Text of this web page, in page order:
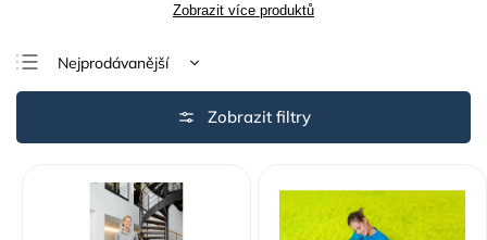
Zobrazit více produktů
Nejprodávanější
Nejlevnější